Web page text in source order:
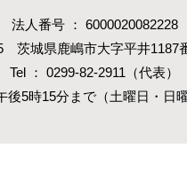
法人番号 ： 6000020082228
茨城県鹿嶋市大字平井1187
Tel ： 0299-82-2911（代表）
5時15分まで（土曜日・日